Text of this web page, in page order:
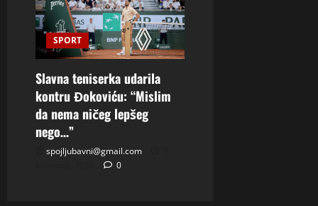
SPORT
Slavna teniserka udarila
kontru Đokoviću: “Mislim
da nema ničeg lepšeg
nego…”
spojljubavni@gmail.com
0